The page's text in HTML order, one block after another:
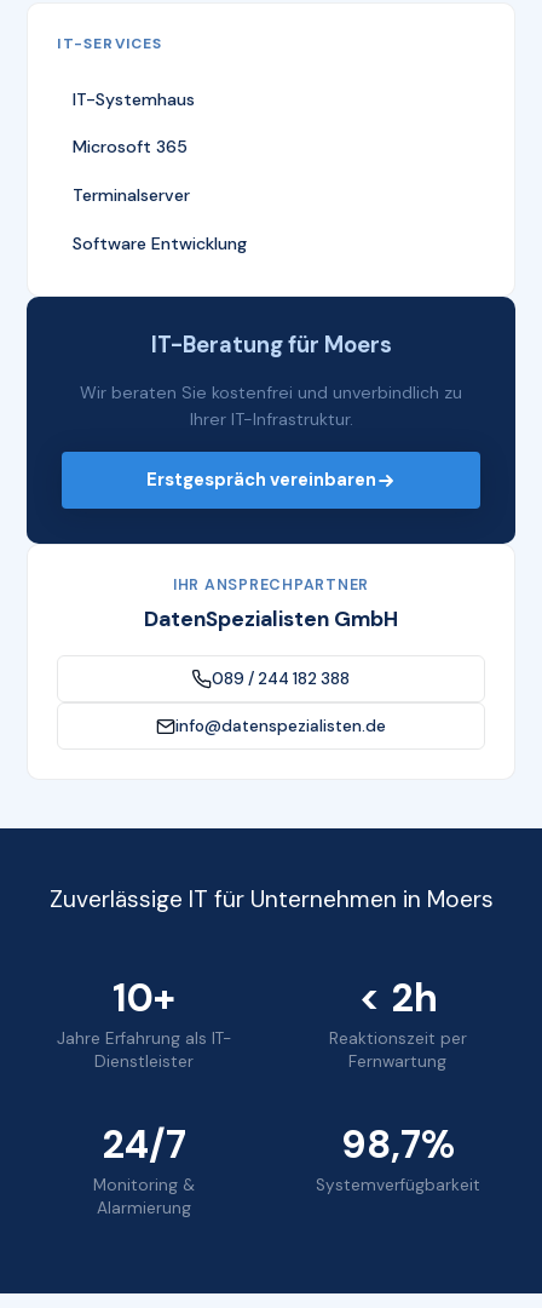
IT-SERVICES
IT-Systemhaus
Microsoft 365
Terminalserver
Software Entwicklung
IT-Beratung für Moers
Wir beraten Sie kostenfrei und unverbindlich zu
Ihrer IT-Infrastruktur.
Erstgespräch vereinbaren
IHR ANSPRECHPARTNER
DatenSpezialisten GmbH
089 / 244 182 388
info@datenspezialisten.de
Zuverlässige IT für Unternehmen in Moers
10+
Jahre Erfahrung als IT-
Dienstleister
< 2h
Reaktionszeit per
Fernwartung
24/7
Monitoring &
Alarmierung
98,7%
Systemverfügbarkeit